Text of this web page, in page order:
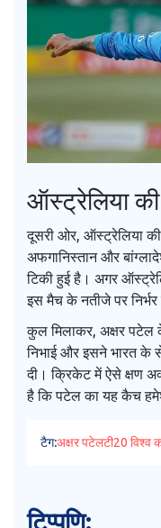
ऑस्ट्रेलिया
दूसरी ओर, ऑस्ट्रेलिया
अफगानिस्तान और
टिकी हुई है। अगर
इस मैच के नतीजे पर निर्भर
कुल मिलाकर, अक्षर पटेल
निभाई और इसने भारत के
दी। क्रिकेट में ऐसे क्षण
है कि पटेल का यह कैच
टैग:अक्षर पटेलटी20 विश्व
टिप्पणि: